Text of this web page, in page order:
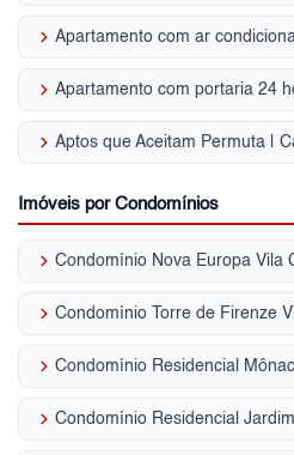
keyboard_arrow_right
keyboard_arrow_right
keyboard_arrow_right Aptos que Aceitam Permuta |
Imóveis por Condomínios
keyboard_arrow_right Condomínio Nova Europa Vila
keyboard_arrow_right Condomínio Torre de Firenze
keyboard_arrow_right Condomínio Residencial
keyboard_arrow_right